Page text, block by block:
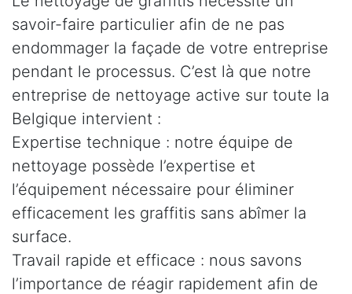
savoir-faire particulier afin de ne pas
endommager la façade de votre entreprise
pendant le processus. C’est là que notre
entreprise de nettoyage active sur toute la
Belgique intervient :
Expertise technique : notre équipe de
nettoyage possède l’expertise et
l’équipement nécessaire pour éliminer
efficacement les graffitis sans abîmer la
surface.
Travail rapide et efficace : nous savons
l’importance de réagir rapidement afin de